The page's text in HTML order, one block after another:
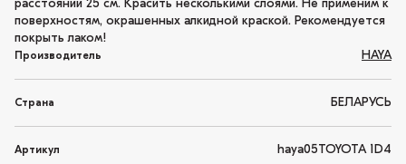
расстоянии 25 см. Красить несколькими слоями. Не применим к
поверхностям, окрашенных алкидной краской. Рекомендуется
покрыть лаком!
Производитель HAYA
Страна БЕЛАРУСЬ
Артикул haya05TOYOTA 1D4